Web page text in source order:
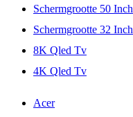
Schermgrootte 50 Inch
Schermgrootte 32 Inch
8K Qled Tv
4K Qled Tv
Acer